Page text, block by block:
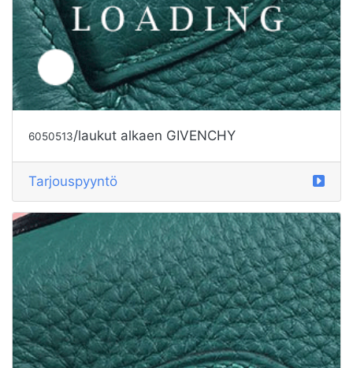
6050515 /laukut alkaen MUOTI YLELLISYYTTÄ
Tarjouspyyntö